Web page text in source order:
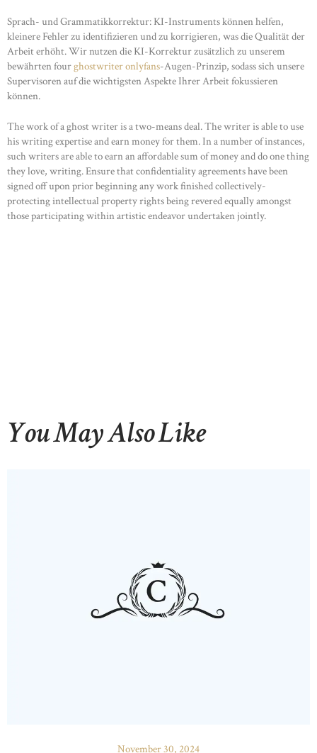
Sprach- und Grammatikkorrektur: KI-Instruments können helfen,
kleinere Fehler zu identifizieren und zu korrigieren, was die Qualität der
Arbeit erhöht. Wir nutzen die KI-Korrektur zusätzlich zu unserem
bewährten fourghostwriter onlyfans-Augen-Prinzip, sodass sich unsere
Supervisoren auf die wichtigsten Aspekte Ihrer Arbeit fokussieren
können.
The work of a ghost writer is a two-means deal. The writer is able to use
his writing expertise and earn money for them. In a number of instances,
such writers are able to earn an affordable sum of money and do one thing
they love, writing. Ensure that confidentiality agreements have been
signed off upon prior beginning any work finished collectively-
protecting intellectual property rights being revered equally amongst
those participating within artistic endeavor undertaken jointly.
You May Also Like
November 30, 2024